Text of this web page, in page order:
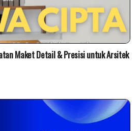
Maket Detail & Presisi untuk Arsitek